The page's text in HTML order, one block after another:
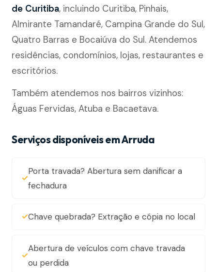
de Curitiba, incluindo Curitiba, Pinhais,
Almirante Tamandaré, Campina Grande do Sul,
Quatro Barras e Bocaiúva do Sul. Atendemos
residências, condomínios, lojas, restaurantes e
escritórios.
Também atendemos nos bairros vizinhos:
Águas Fervidas, Atuba e Bacaetava.
Serviços disponíveis em Arruda
Porta travada? Abertura sem danificar a
fechadura
Chave quebrada? Extração e cópia no local
Abertura de veículos com chave travada
ou perdida